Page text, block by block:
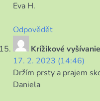
Eva H.
Odpovědět
Krížikové vyšívanie
17. 2. 2023 (14:46)
Držím prsty a prajem
Daniela